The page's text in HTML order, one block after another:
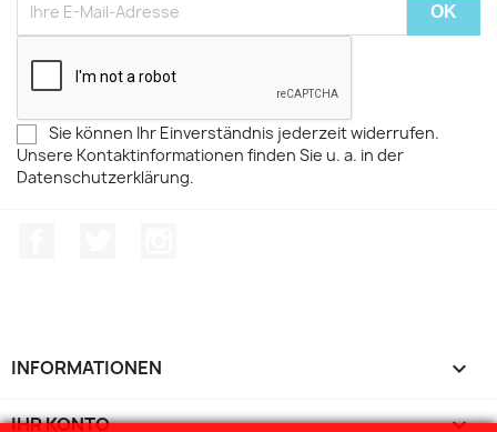
Sie können Ihr Einverständnis jederzeit widerrufen.
Unsere Kontaktinformationen finden Sie u. a. in der
Datenschutzerklärung.
INFORMATIONEN 
IHR KONTO 